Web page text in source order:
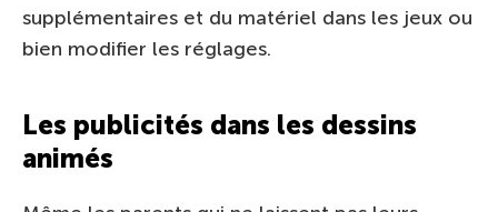
supplémentaires et du matériel dans les jeux ou
bien modifier les réglages.
Les publicités dans les dessins
animés